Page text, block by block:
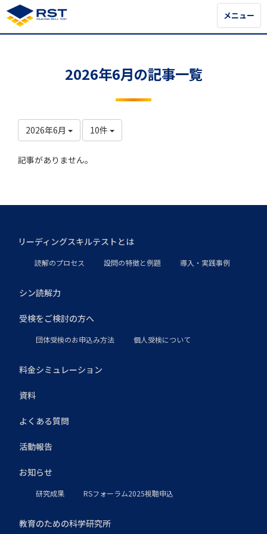
メニュー
メニュー
2026年6月の記事一覧
2026年6月 10件
記事がありません。
リーディングスキルテストとは
読解のプロセス 設問の特徴と例題 導入・実践事例
シン読解力
受検をご検討の方へ
団体受検のお申込み方法 個人受検について
料金シミュレーション
資料
よくある質問
活動報告
お知らせ
研究成果 RSフォーラム2025視聴申込
教育のための科学研究所